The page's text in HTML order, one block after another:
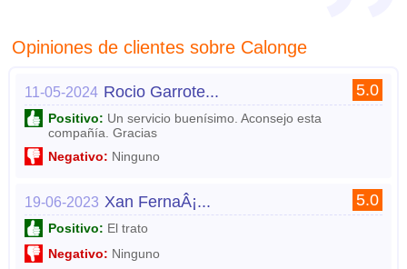
Opiniones de clientes sobre Calonge
11-05-2024 Rocio Garrote...
Positivo: Un servicio buenísimo. Aconsejo esta
compañía. Gracias
Negativo: Ninguno
5.0
19-06-2023 Xan FernaÂ¡...
Positivo: El trato
Negativo: Ninguno
5.0